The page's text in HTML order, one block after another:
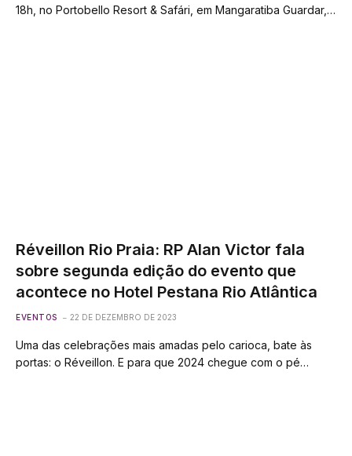
18h, no Portobello Resort & Safári, em Mangaratiba Guardar,…
Réveillon Rio Praia: RP Alan Victor fala
sobre segunda edição do evento que
acontece no Hotel Pestana Rio Atlântica
EVENTOS 22 DE DEZEMBRO DE 2023
Uma das celebrações mais amadas pelo carioca, bate às
portas: o Réveillon. E para que 2024 chegue com o pé…